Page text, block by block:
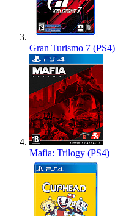
Gran Turismo 7 (PS4)
Mafia: Trilogy (PS4)